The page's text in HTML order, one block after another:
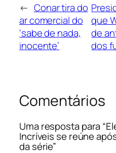
← Conar tira do
ar comercial do
‘sabe de nada,
inocente’
que
de
dos
Comentários
Uma resposta para
Incríveis se reúne
da série”